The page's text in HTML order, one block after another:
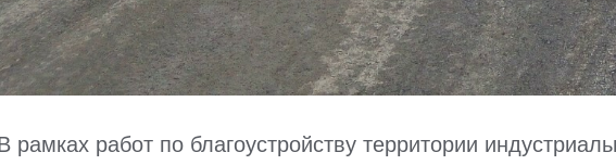
рамках работ по благоустройству территории